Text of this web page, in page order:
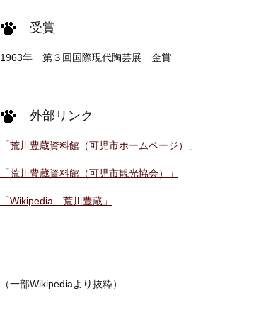
受賞
1963年 第３回国際現代陶芸展 金賞
外部リンク
「荒川豊蔵資料館（可児市ホームページ）」
「荒川豊蔵資料館（可児市観光協会）」
「Wikipedia 荒川豊蔵」
（一部Wikipediaより抜粋）